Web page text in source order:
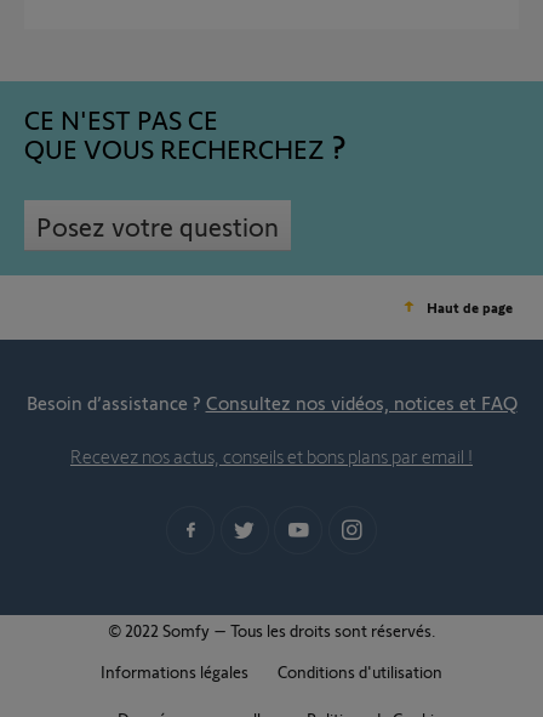
CE N'EST PAS CE
QUE VOUS RECHERCHEZ
Posez votre question
Haut de page
Besoin d’assistance ? Consultez nos vidéos, notices et FAQ
Recevez nos actus, conseils et bons plans par email !
© 2022 Somfy – Tous les droits sont réservés.
Informations légales
Conditions d'utilisation